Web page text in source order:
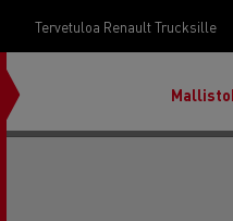
Tervetuloa Renault Trucksille
Mallisto